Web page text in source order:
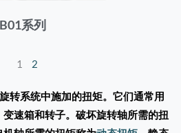
系列
1 2
转系统中施加的扭矩。它们通常用
速箱和转子。破坏旋转轴所需的扭